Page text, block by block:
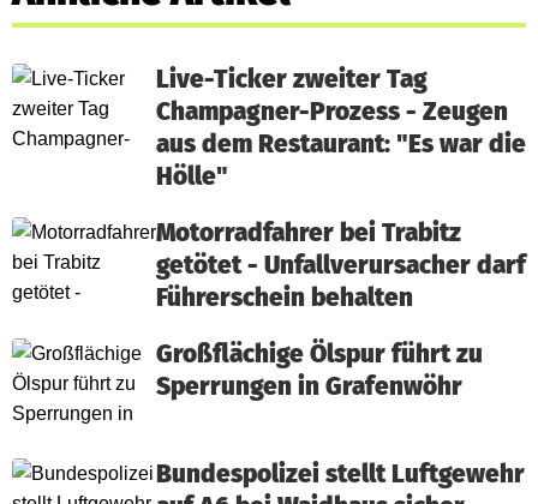
Live-Ticker zweiter Tag
Champagner-Prozess - Zeugen
aus dem Restaurant: "Es war die
Hölle"
Motorradfahrer bei Trabitz
getötet - Unfallverursacher darf
Führerschein behalten
Großflächige Ölspur führt zu
Sperrungen in Grafenwöhr
Bundespolizei stellt Luftgewehr